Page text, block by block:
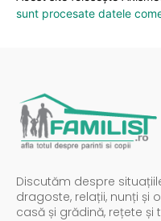
sunt procesate datele
Discutăm despre
dragoste, relații, nunți și
casă și grădină, rețete și